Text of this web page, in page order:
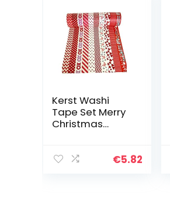
Kerst Washi
Tape Set Merry
Christmas
Craft Pack Gift
€5.82